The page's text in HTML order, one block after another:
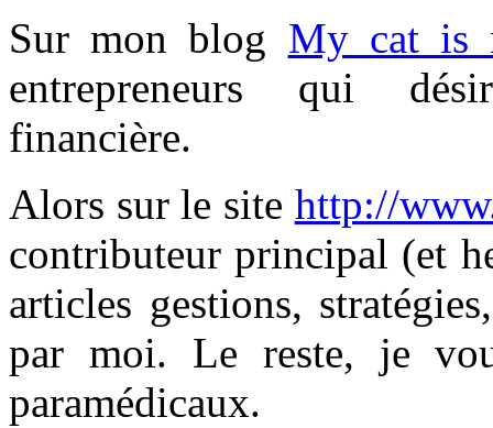
Sur mon blog My cat is
entrepreneurs qui
financière.
Alors sur le site http://
contributeur principal (et
articles gestions,
par moi. Le reste, je
paramédicaux.